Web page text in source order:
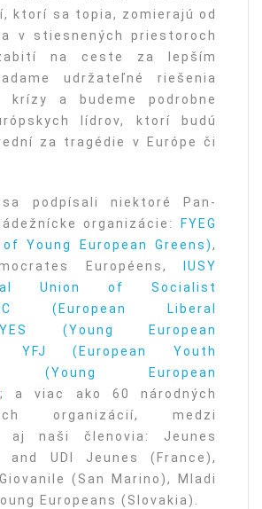
ktorí sa topia, zomierajú od
v stiesnených priestoroch
na ceste za lepším
udržateľné riešenia
krízy a budeme podrobne
lídrov, ktorí budú
za tragédie v Európe či
podpísali niektoré Pan-
organizácie:
FYEG
Young European Greens),
Européens,
IUSY
Union of Socialist
(European Liberal
YES (Young European
YFJ (European Youth
(Young European
; a viac ako 60 národných
organizácií, medzi
aj naši členovia: Jeunes
and UDI Jeunes (France),
(San Marino), Mladi
Europeans (Slovakia).